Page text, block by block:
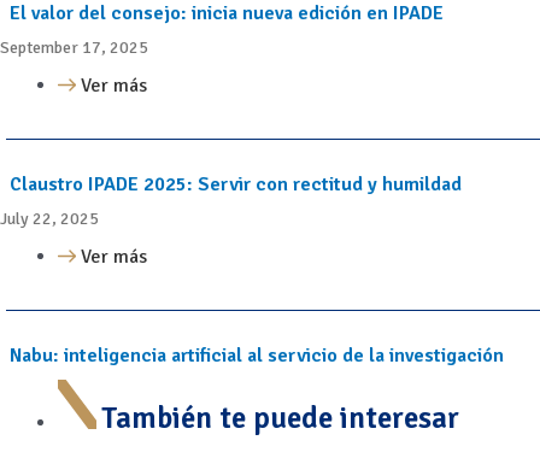
El valor del consejo: inicia nueva edición en IPADE
September 17, 2025
Ver más
Claustro IPADE 2025: Servir con rectitud y humildad
July 22, 2025
Ver más
Nabu: inteligencia artificial al servicio de la investigación
También te puede interesar